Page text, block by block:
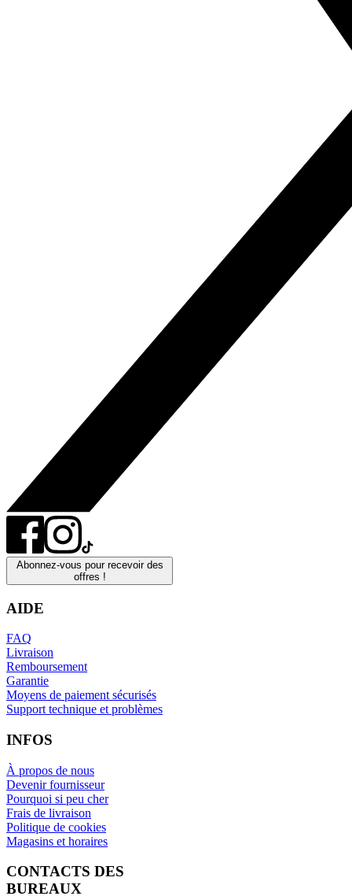
Abonnez-vous pour recevoir des
offres !
AIDE
FAQ
Livraison
Remboursement
Garantie
Moyens de paiement sécurisés
Support technique et problèmes
INFOS
À propos de nous
Devenir fournisseur
Pourquoi si peu cher
Frais de livraison
Politique de cookies
Magasins et horaires
CONTACTS DES
BUREAUX